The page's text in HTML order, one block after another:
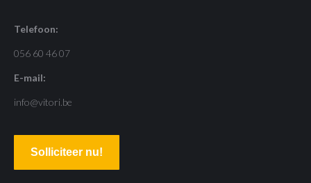
Telefoon:
056 60 46 07
E-mail:
info@vitori.be
Solliciteer nu!